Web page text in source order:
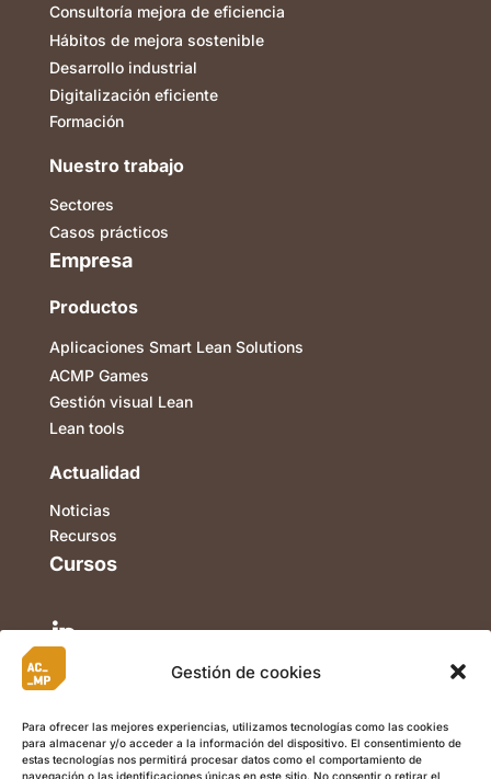
Gestión de cookies
Para ofrecer las mejores experiencias, utilizamos tecnologías como las cookies
para almacenar y/o acceder a la información del dispositivo. El consentimiento de
estas tecnologías nos permitirá procesar datos como el comportamiento de
navegación o las identificaciones únicas en este sitio. No consentir o retirar el
Consultoría mejora de eficiencia
Hábitos de mejora sostenible
Desarrollo industrial
Digitalización eficiente
Formación
Nuestro trabajo
Sectores
Casos prácticos
Empresa
Productos
Aplicaciones Smart Lean Solutions
ACMP Games
Gestión visual Lean
Lean tools
Actualidad
Noticias
Recursos
Cursos


